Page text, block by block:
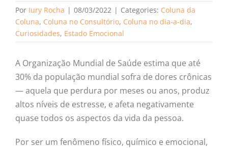
Por Iury Rocha | 08/03/2022 | Categories: Coluna da
Coluna, Coluna no Consultório, Coluna no dia-a-dia,
Curiosidades, Estado Emocional
A Organização Mundial de Saúde estima que até
30% da população mundial sofra de dores crônicas
— aquela que perdura por meses ou anos, produz
altos níveis de estresse, e afeta negativamente
quase todos os aspectos da vida da pessoa.
Por ser um fenômeno físico, químico e emocional,